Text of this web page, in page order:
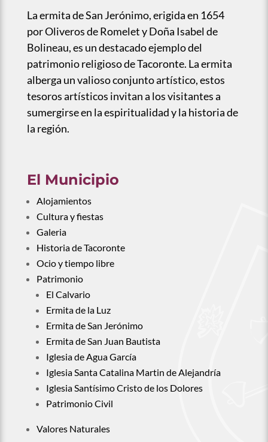
La ermita de San Jerónimo, erigida en 1654
por Oliveros de Romelet y Doña Isabel de
Bolineau, es un destacado ejemplo del
patrimonio religioso de Tacoronte. La ermita
alberga un valioso conjunto artístico, estos
tesoros artísticos invitan a los visitantes a
sumergirse en la espiritualidad y la historia de
la región.
El Municipio
Alojamientos
Cultura y fiestas
Galeria
Historia de Tacoronte
Ocio y tiempo libre
Patrimonio
El Calvario
Ermita de la Luz
Ermita de San Jerónimo
Ermita de San Juan Bautista
Iglesia de Agua García
Iglesia Santa Catalina Martin de Alejandría
Iglesia Santísimo Cristo de los Dolores
Patrimonio Civil
Valores Naturales